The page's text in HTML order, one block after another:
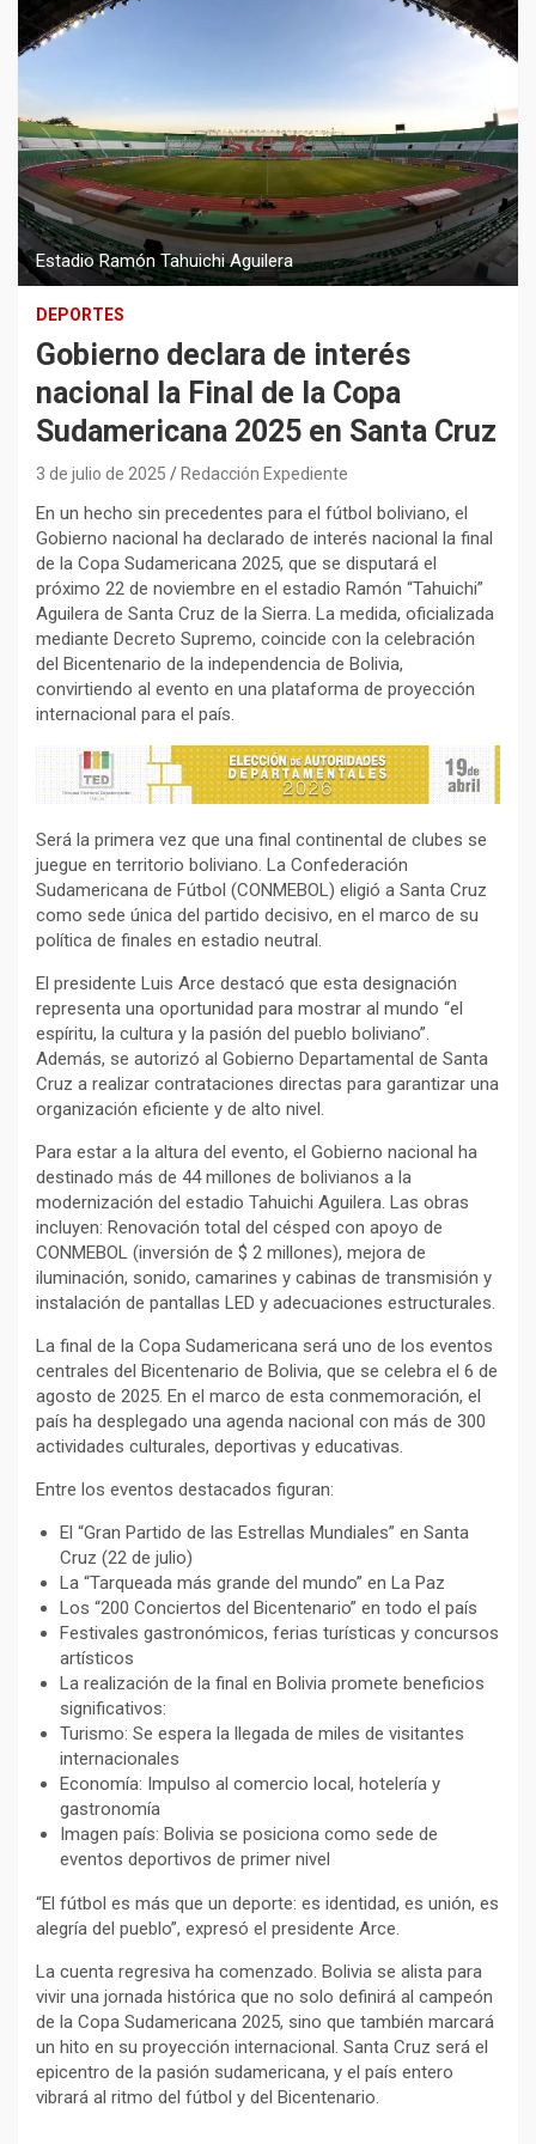
Estadio Ramón Tahuichi Aguilera
DEPORTES
Gobierno declara de interés
nacional la Final de la Copa
Sudamericana 2025 en Santa Cruz
3 de julio de 2025 Redacción Expediente
En un hecho sin precedentes para el fútbol boliviano, el
Gobierno nacional ha declarado de interés nacional la final
de la Copa Sudamericana 2025, que se disputará el
próximo 22 de noviembre en el estadio Ramón “Tahuichi”
Aguilera de Santa Cruz de la Sierra. La medida, oficializada
mediante Decreto Supremo, coincide con la celebración
del Bicentenario de la independencia de Bolivia,
convirtiendo al evento en una plataforma de proyección
internacional para el país.
Será la primera vez que una final continental de clubes se
juegue en territorio boliviano. La Confederación
Sudamericana de Fútbol (CONMEBOL) eligió a Santa Cruz
como sede única del partido decisivo, en el marco de su
política de finales en estadio neutral.
El presidente Luis Arce destacó que esta designación
representa una oportunidad para mostrar al mundo “el
espíritu, la cultura y la pasión del pueblo boliviano”.
Además, se autorizó al Gobierno Departamental de Santa
Cruz a realizar contrataciones directas para garantizar una
organización eficiente y de alto nivel.
Para estar a la altura del evento, el Gobierno nacional ha
destinado más de 44 millones de bolivianos a la
modernización del estadio Tahuichi Aguilera. Las obras
incluyen: Renovación total del césped con apoyo de
CONMEBOL (inversión de $ 2 millones), mejora de
iluminación, sonido, camarines y cabinas de transmisión y
instalación de pantallas LED y adecuaciones estructurales.
La final de la Copa Sudamericana será uno de los eventos
centrales del Bicentenario de Bolivia, que se celebra el 6 de
agosto de 2025. En el marco de esta conmemoración, el
país ha desplegado una agenda nacional con más de 300
actividades culturales, deportivas y educativas.
Entre los eventos destacados figuran:
El “Gran Partido de las Estrellas Mundiales” en Santa
Cruz (22 de julio)
La “Tarqueada más grande del mundo” en La Paz
Los “200 Conciertos del Bicentenario” en todo el país
Festivales gastronómicos, ferias turísticas y concursos
artísticos
La realización de la final en Bolivia promete beneficios
significativos:
Turismo: Se espera la llegada de miles de visitantes
internacionales
Economía: Impulso al comercio local, hotelería y
gastronomía
Imagen país: Bolivia se posiciona como sede de
eventos deportivos de primer nivel
“El fútbol es más que un deporte: es identidad, es unión, es
alegría del pueblo”, expresó el presidente Arce.
La cuenta regresiva ha comenzado. Bolivia se alista para
vivir una jornada histórica que no solo definirá al campeón
de la Copa Sudamericana 2025, sino que también marcará
un hito en su proyección internacional. Santa Cruz será el
epicentro de la pasión sudamericana, y el país entero
vibrará al ritmo del fútbol y del Bicentenario.